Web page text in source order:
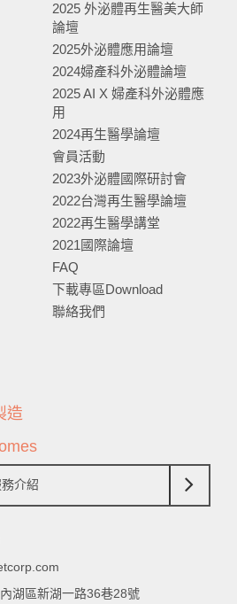
2025 外泌體再生醫美大師
論壇
2025外泌體應用論壇
2024婦產科外泌體論壇
2025 AI X 婦產科外泌體應
用
2024再生醫學論壇
會員活動
2023外泌體國際研討會
2022台灣再生醫學論壇
2022再生醫學講堂
2021國際論壇
FAQ
下載專區Download
聯絡我們
造
介紹
湖區新湖一路36巷28號